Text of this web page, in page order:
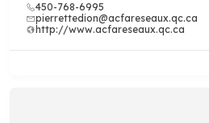
450-768-6995
pierrettedion@acfareseaux.qc.ca
http://www.acfareseaux.qc.ca